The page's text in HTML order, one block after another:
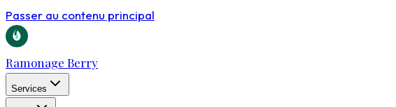
Passer au contenu principal
Ramonage Berry
Services